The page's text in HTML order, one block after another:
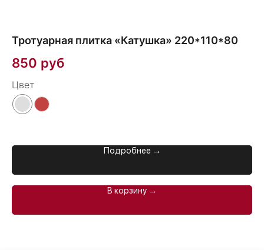
Тротуарная плитка «Катушка» 220*110*80
850 руб
Цвет
Подробнее →
В корзину →